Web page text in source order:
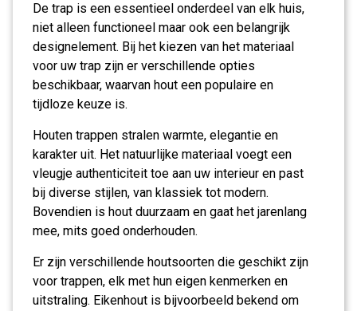
De trap is een essentieel onderdeel van elk huis,
niet alleen functioneel maar ook een belangrijk
designelement. Bij het kiezen van het materiaal
voor uw trap zijn er verschillende opties
beschikbaar, waarvan hout een populaire en
tijdloze keuze is.
Houten trappen stralen warmte, elegantie en
karakter uit. Het natuurlijke materiaal voegt een
vleugje authenticiteit toe aan uw interieur en past
bij diverse stijlen, van klassiek tot modern.
Bovendien is hout duurzaam en gaat het jarenlang
mee, mits goed onderhouden.
Er zijn verschillende houtsoorten die geschikt zijn
voor trappen, elk met hun eigen kenmerken en
uitstraling. Eikenhout is bijvoorbeeld bekend om